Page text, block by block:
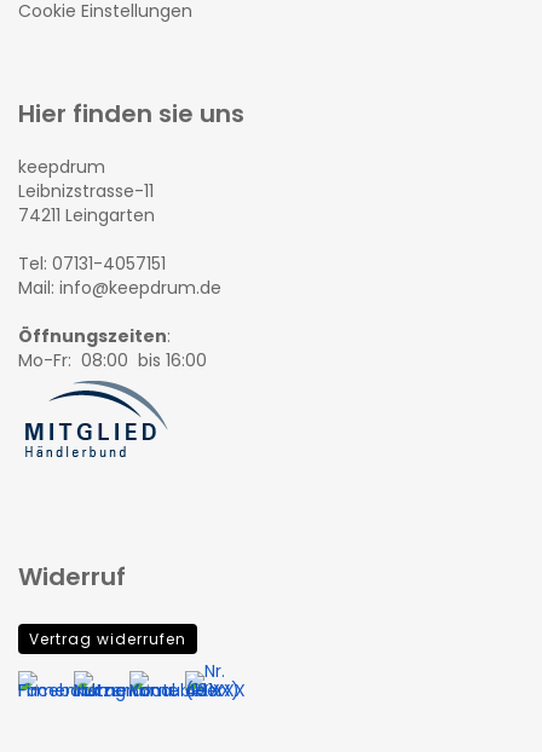
Cookie Einstellungen
Hier finden sie uns
keepdrum
Leibnizstrasse-11
74211 Leingarten
Tel: 07131-4057151
Mail: info@keepdrum.de
Öffnungszeiten:
Mo-Fr: 08:00 bis 16:00
Widerruf
Vertrag widerrufen